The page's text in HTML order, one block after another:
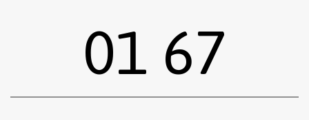
Sous-total : 0,00€
01 67